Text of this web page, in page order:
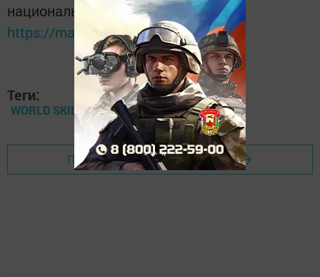
национальном мессенджере MАХ:
https://max.ru/tatmedia
Теги:
WORLD SKILLS
Перейти на страницу новости